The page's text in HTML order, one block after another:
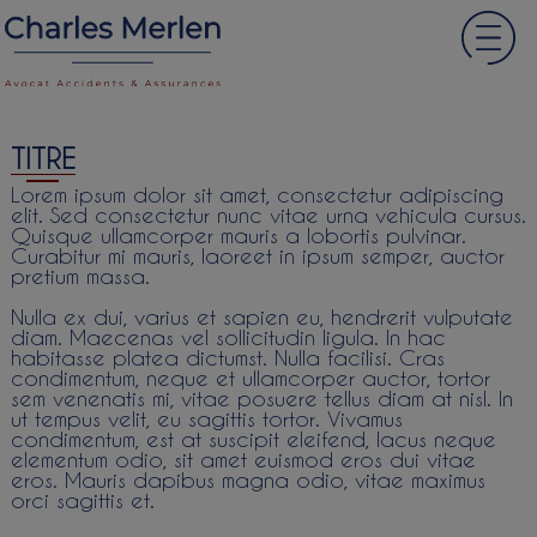
TITRE
Lorem ipsum dolor sit amet, consectetur adipiscing
elit. Sed consectetur nunc vitae urna vehicula cursus.
Quisque ullamcorper mauris a lobortis pulvinar.
Curabitur mi mauris, laoreet in ipsum semper, auctor
pretium massa.
Nulla ex dui, varius et sapien eu, hendrerit vulputate
diam. Maecenas vel sollicitudin ligula. In hac
habitasse platea dictumst. Nulla facilisi. Cras
condimentum, neque et ullamcorper auctor, tortor
sem venenatis mi, vitae posuere tellus diam at nisl. In
ut tempus velit, eu sagittis tortor. Vivamus
condimentum, est at suscipit eleifend, lacus neque
elementum odio, sit amet euismod eros dui vitae
eros. Mauris dapibus magna odio, vitae maximus
orci sagittis et.